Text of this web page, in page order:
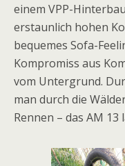
einem VPP-
erstaunlich hohen
bequemes Sofa-
Kompromiss aus
vom Untergrund.
man durch die
Rennen – das AM